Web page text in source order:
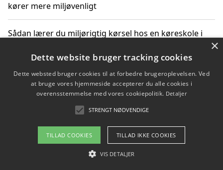
kører mere miljøvenligt
Sådan lærer du miljørigtig kørsel hos en køreskole i
Copyright 2026 - Pilanto Aps
Om / kontakt
×
Dette website bruger tracking cookies
Dette websted bruger cookies til at forbedre brugeroplevelsen. Ved
at bruge vores hjemmeside accepterer du alle cookies i
overensstemmelse med vores cookiepolitik. Detaljer
STRENGT NØDVENDIGE
TILLAD COOKIES TILLAD IKKE COOKIES
VIS DETALJER